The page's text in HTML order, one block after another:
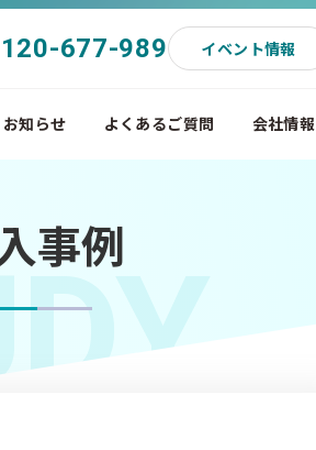
677-989 イベント情報
お知らせ よくあるご質問 会社情報
事例